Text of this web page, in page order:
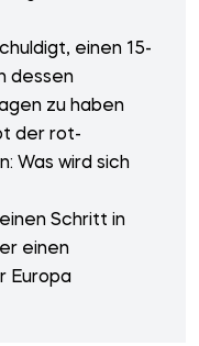
einen 15-
dessen
zu haben
der rot-
Was wird sich
Schritt in
einen
Europa